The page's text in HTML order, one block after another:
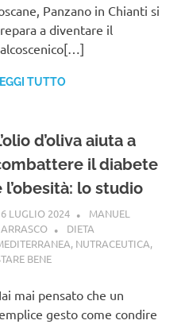
Panzano in Chianti si
a diventare il
TUTTO
d’oliva aiuta a
il diabete
l’obesità: lo studio
LUGLIO 2024
MANUEL
DIETA
, NUTRACEUTICA,
BENE
mai pensato che un
gesto come condire